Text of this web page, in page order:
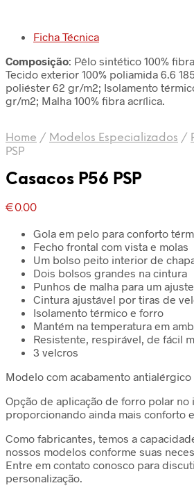
Ficha Técnica
Composição: Pêlo sintético 100%
Tecido exterior 100% poliamida 6.6
poliéster 62 gr/m2; Isolamento
gr/m2; Malha 100% fibra acrílica.
Home / Modelos Especializados /
PSP
Casacos P56 PSP
€0.00
Gola em pelo para conforto
Fecho frontal com vista e molas
Um bolso peito interior de
Dois bolsos grandes na cintura
Punhos de malha para um
Cintura ajustável por tiras de
Isolamento térmico e forro
Mantém na temperatura em
Resistente, respirável, de fácil
3 velcros
Modelo com acabamento antialérgico
Opção de aplicação de forro polar no
proporcionando ainda mais conforto
Como fabricantes, temos a
nossos modelos conforme suas
Entre em contato conosco para
personalização.